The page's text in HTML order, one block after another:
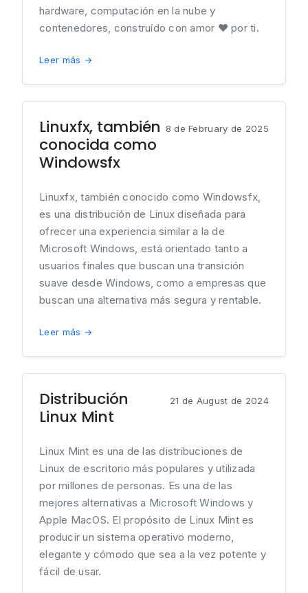
hardware, computación en la nube y
contenedores, construído con amor ❤ por ti.
Leer más →
Linuxfx, también
conocida como
Windowsfx
8 de February de 2025
Linuxfx, también conocido como Windowsfx,
es una distribución de Linux diseñada para
ofrecer una experiencia similar a la de
Microsoft Windows, está orientado tanto a
usuarios finales que buscan una transición
suave desde Windows, como a empresas que
buscan una alternativa más segura y rentable.
Leer más →
Distribución
Linux Mint
21 de August de 2024
Linux Mint es una de las distribuciones de
Linux de escritorio más populares y utilizada
por millones de personas. Es una de las
mejores alternativas a Microsoft Windows y
Apple MacOS. El propósito de Linux Mint es
producir un sistema operativo moderno,
elegante y cómodo que sea a la vez potente y
fácil de usar.